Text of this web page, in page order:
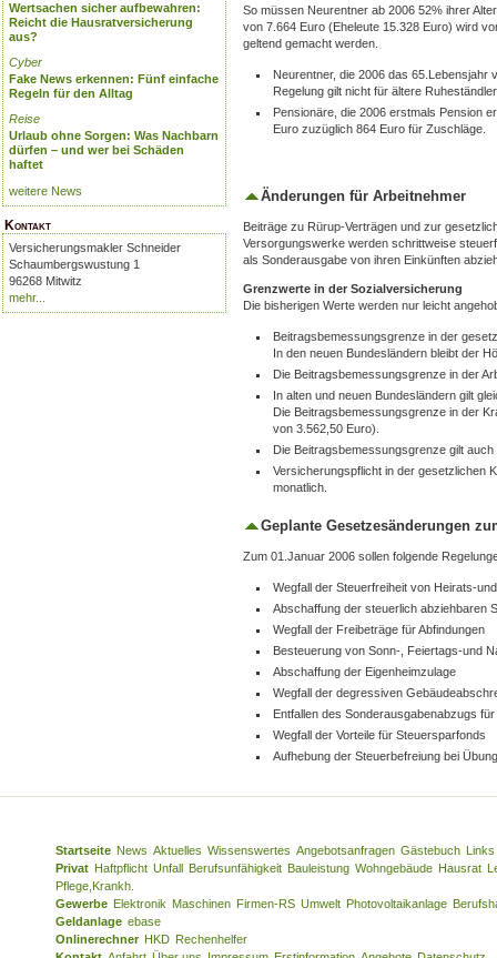
Wertsachen sicher aufbewahren:
Reicht die Hausratversicherung
aus?
Cyber
Fake News erkennen: Fünf einfache
Regeln für den Alltag
Reise
Urlaub ohne Sorgen: Was Nachbarn
dürfen – und wer bei Schäden
haftet
weitere News
Kontakt
Versicherungsmakler Schneider
Schaumbergswustung 1
96268 Mitwitz
mehr...
So müssen Neurentner ab 2006 52% ihrer
von 7.664 Euro (Eheleute 15.328 Euro) wird
geltend gemacht werden.
Neurentner, die 2006 das 65.Lebensjahr
Regelung gilt nicht für ältere
Pensionäre, die 2006 erstmals Pension
Euro zuzüglich 864 Euro für Zuschläge.
Änderungen für Arbeitnehmer
Beiträge zu Rürup-Verträgen und zur
Versorgungswerke werden schrittweise
als Sonderausgabe von ihren Einkünften
Grenzwerte in der Sozialversicherung
Die bisherigen Werte werden nur leicht
Beitragsbemessungsgrenze in der
In den neuen Bundesländern bleibt der
Die Beitragsbemessungsgrenze in der
In alten und neuen Bundesländern gilt
Die Beitragsbemessungsgrenze in der
von 3.562,50 Euro).
Die Beitragsbemessungsgrenze gilt
Versicherungspflicht in der gesetzlichen
monatlich.
Geplante Gesetzesänderungen
Zum 01.Januar 2006 sollen folgende
Wegfall der Steuerfreiheit von Heirats-
Abschaffung der steuerlich abziehbaren
Wegfall der Freibeträge für Abfindungen
Besteuerung von Sonn-, Feiertags-und
Abschaffung der Eigenheimzulage
Wegfall der degressiven
Entfallen des Sonderausgabenabzugs
Wegfall der Vorteile für Steuersparfonds
Aufhebung der Steuerbefreiung bei
Startseite News Aktuelles Wissenswertes Angebotsanfragen Gästebuch Links
Privat Haftpflicht Unfall Berufsunfähigkeit Bauleistung Wohngebäude Hausrat
Pflege,Krankh.
Gewerbe Elektronik Maschinen Firmen-RS Umwelt Photovoltaikanlage
Geldanlage ebase
Onlinerechner HKD Rechenhelfer